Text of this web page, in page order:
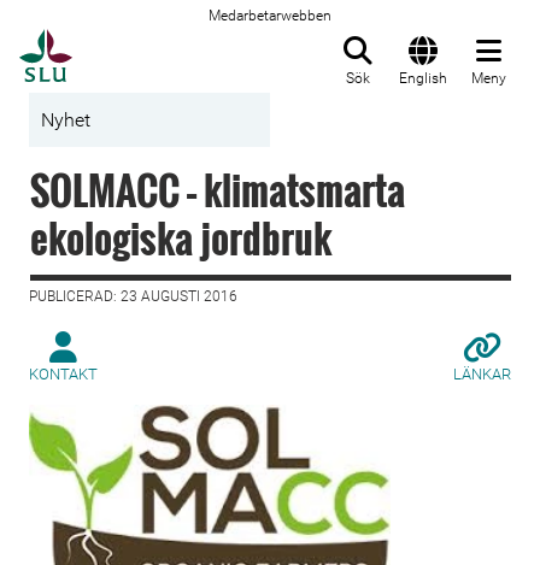
Medarbetarwebben
Sök English Meny
Nyhet
SOLMACC – klimatsmarta
ekologiska jordbruk
PUBLICERAD: 23 AUGUSTI 2016
KONTAKT LÄNKAR